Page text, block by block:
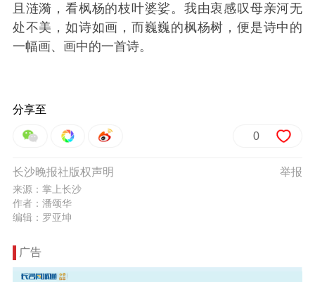
且涟漪，看枫杨的枝叶婆娑。我由衷感叹母亲河无
处不美，如诗如画，而巍巍的枫杨树，便是诗中的
一幅画、画中的一首诗。
分享至
0
举报
长沙晚报社版权声明
来源：掌上长沙
作者：潘颂华
编辑：罗亚坤
广告